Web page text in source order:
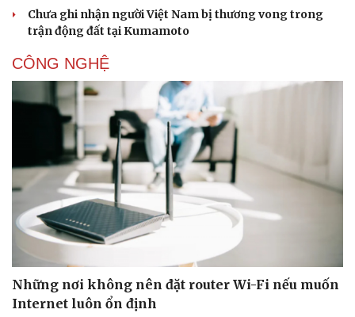
Sức khỏe
Dinh dưỡng - món ngon
Đời sống
Chưa ghi nhận người Việt Nam bị thương vong trong
trận động đất tại Kumamoto
CÔNG NGHỆ
Những nơi không nên đặt router Wi-Fi nếu muốn
Internet luôn ổn định